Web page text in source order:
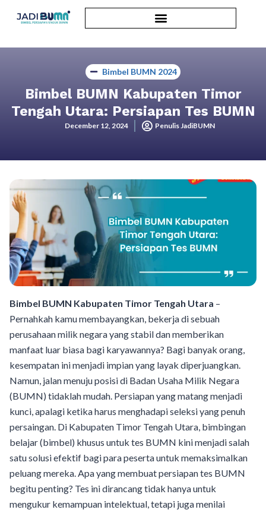
Bimbel BUMN 2024
Bimbel BUMN Kabupaten Timor
Tengah Utara: Persiapan Tes BUMN
December 12, 2024 Penulis JadiBUMN
Bimbel BUMN Kabupaten Timor Tengah Utara –
Pernahkah kamu membayangkan, bekerja di sebuah
perusahaan milik negara yang stabil dan memberikan
manfaat luar biasa bagi karyawannya? Bagi banyak orang,
kesempatan ini menjadi impian yang layak diperjuangkan.
Namun, jalan menuju posisi di Badan Usaha Milik Negara
(BUMN) tidaklah mudah. Persiapan yang matang menjadi
kunci, apalagi ketika harus menghadapi seleksi yang penuh
persaingan. Di Kabupaten Timor Tengah Utara, bimbingan
belajar (bimbel) khusus untuk tes BUMN kini menjadi salah
satu solusi efektif bagi para peserta untuk memaksimalkan
peluang mereka. Apa yang membuat persiapan tes BUMN
begitu penting? Tes ini dirancang tidak hanya untuk
mengukur kemampuan intelektual, tetapi juga menilai